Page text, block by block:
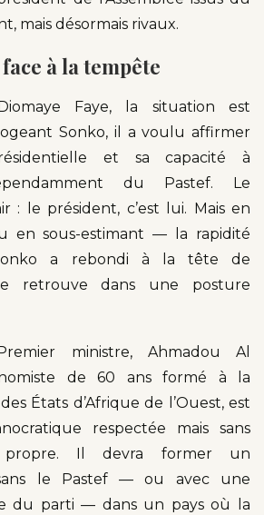
mais désormais rivaux.
à la tempête
Faye, la situation est
Sonko, il a voulu affirmer
et sa capacité à
du Pastef. Le
: le président, c’est lui. Mais en
en sous-estimant — la rapidité
a rebondi à la tête de
se retrouve dans une posture
ministre, Ahmadou Al
de 60 ans formé à la
États d’Afrique de l’Ouest, est
respectée mais sans
propre. Il devra former un
le Pastef — ou avec une
du parti — dans un pays où la